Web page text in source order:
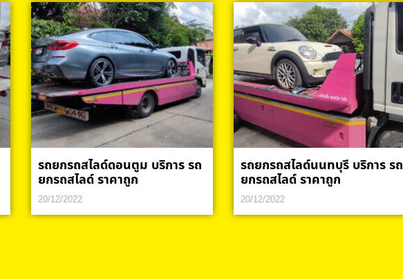
รถยกรถสไลด์ดอนตูม บริการ รถ
ยกรถสไลด์ ราคาถูก
20/12/2022
รถยกรถสไลด์นนทบุรี บริการ รถ
ยกรถสไลด์ ราคาถูก
20/12/2022